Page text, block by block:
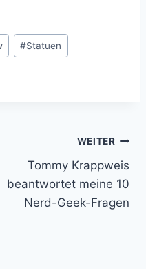
#Statuen
WEITER
Tommy Krappweis
beantwortet meine 10
Nerd-Geek-Fragen